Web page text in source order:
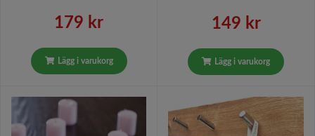
179 kr
Lägg i varukorg
149 kr
Lägg i varukorg